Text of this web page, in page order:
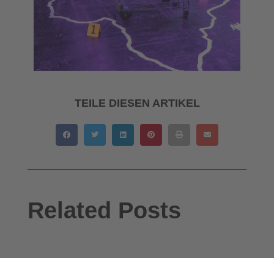
TEILE DIESEN ARTIKEL
Related Posts